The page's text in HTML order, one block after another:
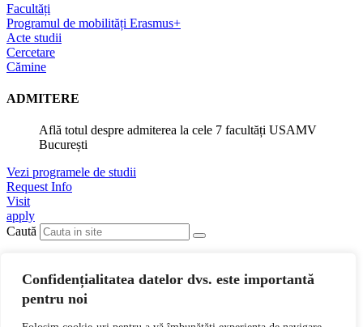
Confidențialitatea datelor dvs. este importantă
pentru noi
Facultăți
Programul de mobilități Erasmus+
Acte studii
Cercetare
Cămine
ADMITERE
Află totul despre admiterea la cele 7 facultăți USAMV
București
Vezi programele de studii
Request Info
Visit
apply
Caută
Lorem ipsum
Lorem ipsum